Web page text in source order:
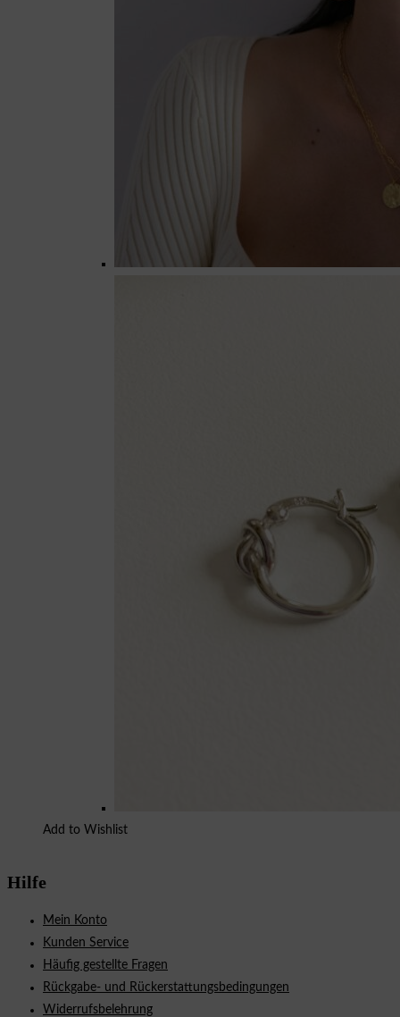
Add to Wishlist
Hilfe
Mein Konto
Kunden Service
Häufig gestellte Fragen
Rückgabe- und Rückerstattungsbedingungen
Widerrufsbelehrung